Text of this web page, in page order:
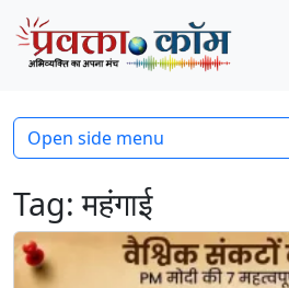
Skip to content
Skip to footer
Tag:महंगाई
Open side menu